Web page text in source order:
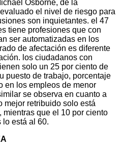
Osborne, de la
el nivel de riesgo para
son inquietantes. el 47
tiene profesiones que con
ser automatizadas en los
de afectación es diferente
los ciudadanos con
solo un 25 por ciento de
puesto de trabajo, porcentaje
en los empleos de menor
se observa en cuanto a
mejor retribuido solo está
que el 10 por ciento
lo está al 60.